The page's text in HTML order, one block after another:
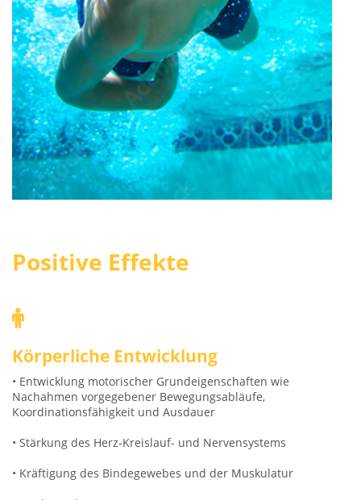
Positive Effekte
Körperliche Entwicklung
• Entwicklung motorischer Grundeigenschaften wie
Nachahmen vorgegebener Bewegungsabläufe,
Koordinationsfähigkeit und Ausdauer
• Stärkung des Herz-Kreislauf- und Nervensystems
• Kräftigung des Bindegewebes und der Muskulatur